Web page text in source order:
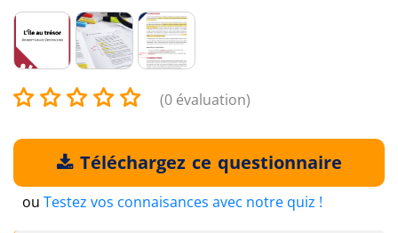
(0 évaluation)
Téléchargez ce questionnaire
ou Testez vos connaisances avec notre quiz !